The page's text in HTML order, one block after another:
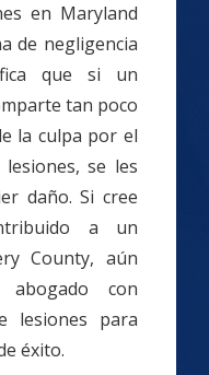
en Maryland
de negligencia
que si un
tan poco
la culpa por el
se les
daño. Si cree
a un
County, aún
con
lesiones para
éxito.